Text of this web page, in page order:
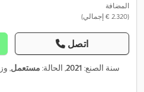
المضافة
(‏2.320 € إجمالي)
اتصل
سنة الصنع: 2021, الحالة: مستعمل,